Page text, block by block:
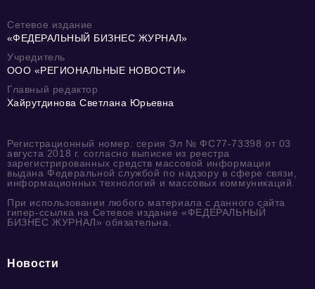
Сетевое издание
«ФЕДЕРАЛЬНЫЙ БИЗНЕС ЖУРНАЛ»
Учредитель
ООО «РЕГИОНАЛЬНЫЕ НОВОСТИ»
Главный редактор
Хайрутдинова Светлана Юрьевна
Регистрационный номер: серия Эл № ФС77-73398 от 03
августа 2018 г. согласно выписке из реестра
зарегистрированных средств массовой информации
выдана Федеральной службой по надзору в сфере связи,
информационных технологий и массовых коммуникаций.
При использовании любого материала с данного сайта
гипер-ссылка на Сетевое издание «ФЕДЕРАЛЬНЫЙ
БИЗНЕС ЖУРНАЛ» обязательна.
Новости